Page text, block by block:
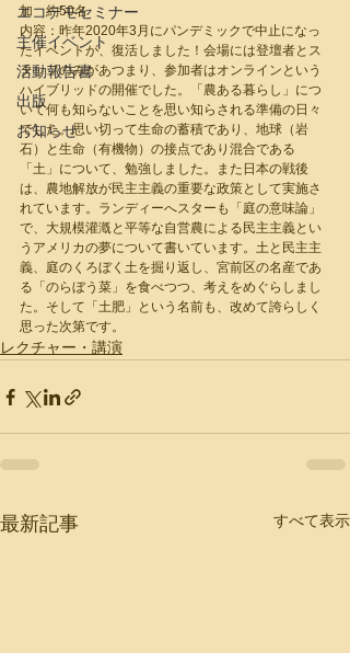
エコデモセミナー
主催イベント
活動報告書
出版
お知らせ
加　約50名
内容：昨年2020年3月にパンデミックで中止になっ
たイベントが、復活しました！会場には登壇者とス
タッフのみがあつまり、参加者はオンラインという
ハイブリッドの開催でした。「農ある暮らし」につ
いて何も知らないことを思い知らされる準備の日々
でした。思い切って生命の蓄積であり、地球（岩
石）と生命（有機物）の接点であり混合である
「土」について、勉強しました。また日本の戦後
は、農地解放が民主主義の重要な政策として実施さ
れています。ランディーへスターも「庭の意味論」
で、大規模灌漑と平等な自営農による民主主義とい
うアメリカの夢について書いています。土と民主主
義、庭のくろぼく土を掘り返し、宮前区の名産であ
る「のらぼう菜」を食べつつ、考えをめぐらしまし
た。そして「土肥」という名前も、改めて誇らしく
思った次第です。
レクチャー・講演
最新記事 すべて表示